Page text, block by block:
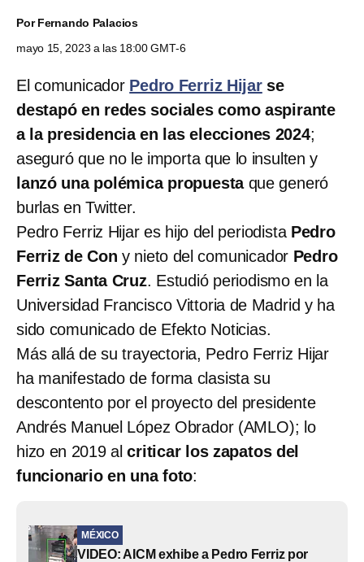
PorFernando Palacios
mayo 15, 2023 a las 18:00 GMT-6
El comunicador Pedro Ferriz Hijar se
destapó en redes sociales como aspirante
a la presidencia en las elecciones 2024;
aseguró que no le importa que lo insulten y
lanzó una polémica propuestaque generó
burlas en Twitter.
Pedro Ferriz Hijar es hijo del periodistaPedro
Ferriz de Con y nieto del comunicador Pedro
Ferriz Santa Cruz. Estudió periodismo en la
Universidad Francisco Vittoria de Madrid y ha
sido comunicado de Efekto Noticias.
Más allá de su trayectoria, Pedro Ferriz Hijar
ha manifestado de forma clasista su
descontento por el proyecto del presidente
Andrés Manuel López Obrador (AMLO); lo
hizo en 2019 alcriticar los zapatos del
funcionario en una foto:
MÉXICO
VIDEO: AICM exhibe a Pedro Ferriz por